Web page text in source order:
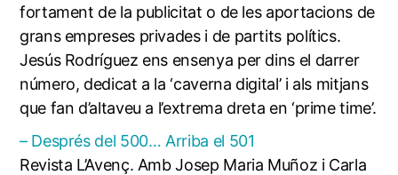
fortament de la publicitat o de les aportacions de
grans empreses privades i de partits polítics.
Jesús Rodríguez ens ensenya per dins el darrer
número, dedicat a la ‘caverna digital’ i als mitjans
que fan d’altaveu a l’extrema dreta en ‘prime time’.
– Després del 500… Arriba el 501
Revista L’Avenç. Amb Josep Maria Muñoz i Carla